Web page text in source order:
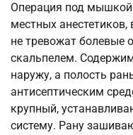
Операция под мышкой
местных
не тревожат болевые
скальпелем.
наружу, а полость
антисептическим
крупный,
систему. Рану